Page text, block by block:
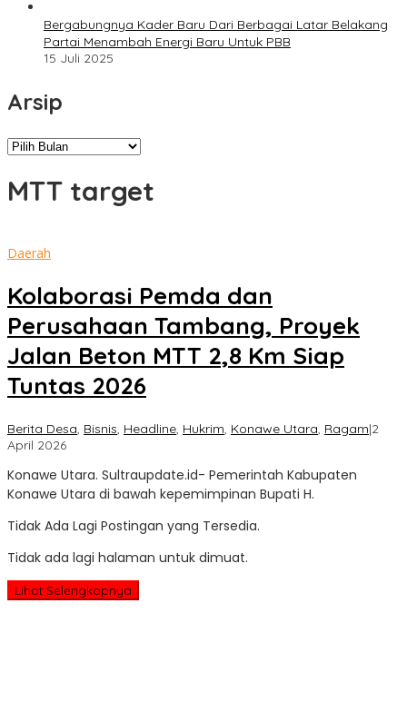
Bergabungnya Kader Baru Dari Berbagai Latar Belakang
Partai Menambah Energi Baru Untuk PBB
15 Juli 2025
Arsip
Arsip
MTT target
Daerah
Kolaborasi Pemda dan
Perusahaan Tambang, Proyek
Jalan Beton MTT 2,8 Km Siap
Tuntas 2026
Berita Desa, Bisnis, Headline, Hukrim, Konawe Utara, Ragam|2
April 2026oleh
Update
Konawe Utara. Sultraupdate.id- Pemerintah Kabupaten
Konawe Utara di bawah kepemimpinan Bupati H.
Tidak Ada Lagi Postingan yang Tersedia.
Tidak ada lagi halaman untuk dimuat.
Lihat Selengkapnya